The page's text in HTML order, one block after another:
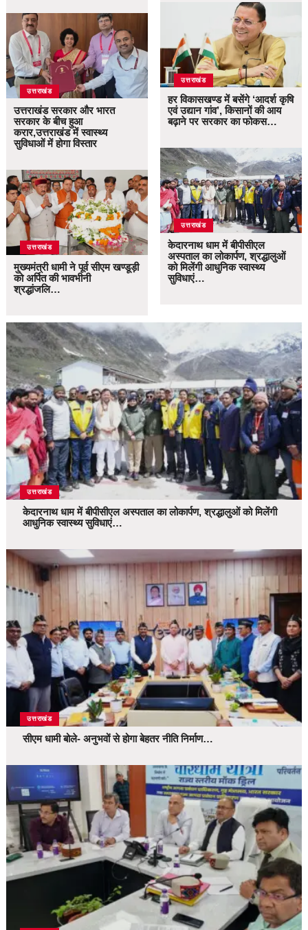
उत्तराखंड
उत्तराखंड सरकार और भारत
सरकार के बीच हुआ
करार,उत्तराखंड में स्वास्थ्य
सुविधाओं में होगा विस्तार
उत्तराखंड
मुख्यमंत्री धामी ने पूर्व सीएम खण्डूड़ी
को अर्पित की भावभीनी
श्रद्धांजलि…
उत्तराखंड
हर विकासखण्ड में बसेंगे ‘आदर्श कृषि
एवं उद्यान गांव’, किसानों की आय
बढ़ाने पर सरकार का फोकस…
उत्तराखंड
केदारनाथ धाम में बीपीसीएल
अस्पताल का लोकार्पण, श्रद्धालुओं
को मिलेंगी आधुनिक स्वास्थ्य
सुविधाएं…
उत्तराखंड
केदारनाथ धाम में बीपीसीएल अस्पताल का लोकार्पण, श्रद्धालुओं को मिलेंगी
आधुनिक स्वास्थ्य सुविधाएं…
उत्तराखंड
सीएम धामी बोले- अनुभवों से होगा बेहतर नीति निर्माण…